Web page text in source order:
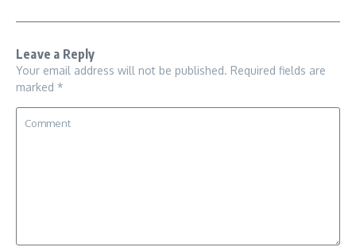
Leave a Reply
Your email address will not be published. Required fields are
marked *